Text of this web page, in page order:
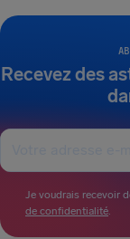
Recevez des
Je voudrais recevoir
de confidentialité.